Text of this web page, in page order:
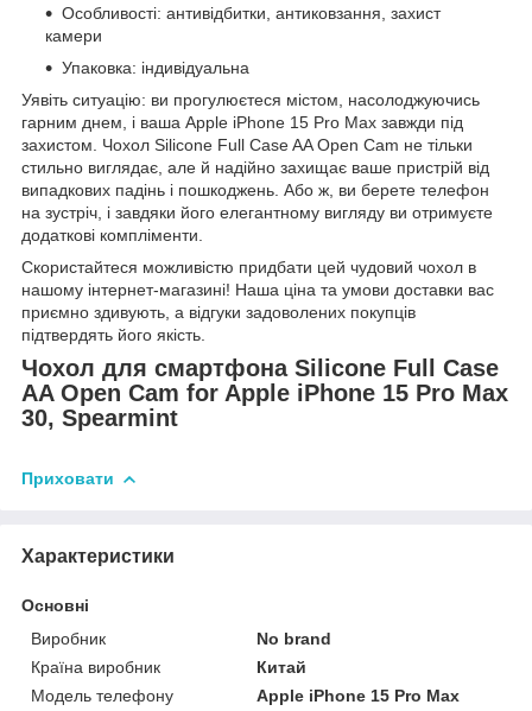
Особливості: антивідбитки, антиковзання, захист
камери
Упаковка: індивідуальна
Уявіть ситуацію: ви прогулюєтеся містом, насолоджуючись
гарним днем, і ваша Apple iPhone 15 Pro Max завжди під
захистом. Чохол Silicone Full Case AA Open Cam не тільки
стильно виглядає, але й надійно захищає ваше пристрій від
випадкових падінь і пошкоджень. Або ж, ви берете телефон
на зустріч, і завдяки його елегантному вигляду ви отримуєте
додаткові компліменти.
Скористайтеся можливістю придбати цей чудовий чохол в
нашому інтернет-магазині! Наша ціна та умови доставки вас
приємно здивують, а відгуки задоволених покупців
підтвердять його якість.
Чохол для смартфона Silicone Full Case
AA Open Cam for Apple iPhone 15 Pro Max
30, Spearmint
Приховати
Характеристики
Основні
Виробник
No brand
Країна виробник
Китай
Модель телефону
Apple iPhone 15 Pro Max